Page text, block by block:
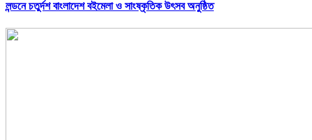
লন্ডনে চতুর্দশ বাংলাদেশ বইমেলা ও সাংষ্কৃতিক উৎসব অনুষ্ঠিত